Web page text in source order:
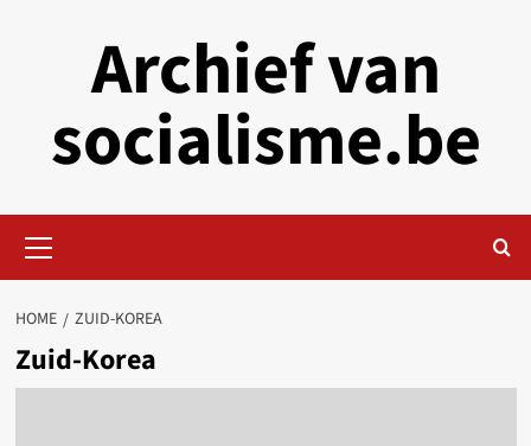
Archief van
socialisme.be
Menu
HOME ZUID-KOREA
Zuid-Korea